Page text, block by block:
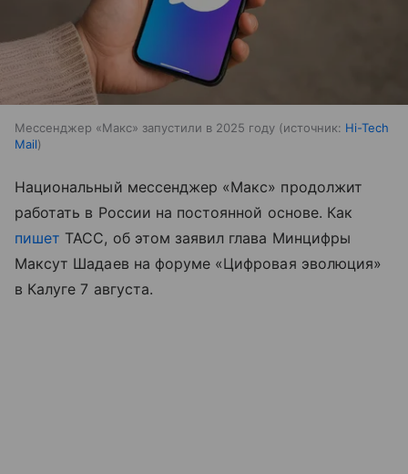
Мессенджер «Макс» запустили в 2025 году источник: Hi-Tech
Mail
Национальный мессенджер «Макс» продолжит
работать в России на постоянной основе. Как
пишет ТАСС, об этом заявил глава Минцифры
Максут Шадаев на форуме «Цифровая эволюция»
в Калуге 7 августа.